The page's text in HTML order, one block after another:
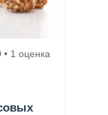
• 1 оценка